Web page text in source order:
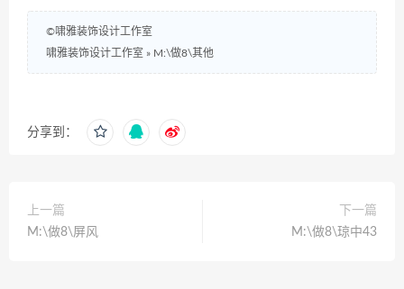
©啸雅装饰设计工作室
啸雅装饰设计工作室 » M:\做8\其他
分享到：
上一篇
M:\做8\屏风
下一篇
M:\做8\琼中43